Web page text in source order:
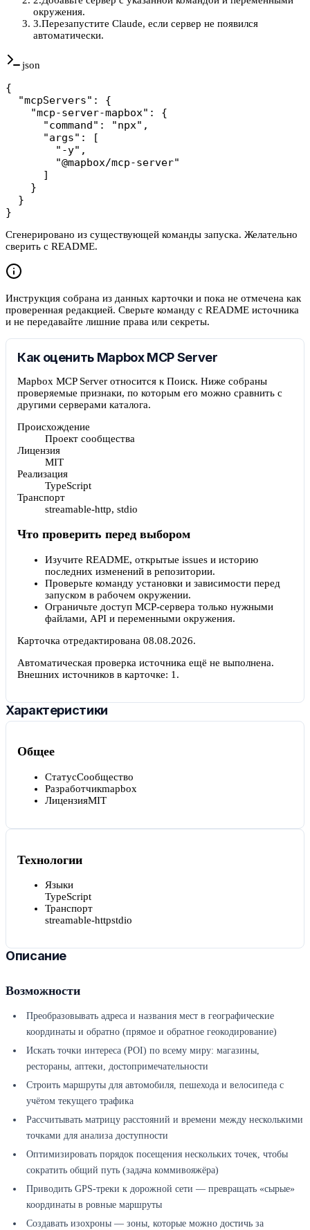
окружения.
3.Перезапустите Claude, если сервер не появился
автоматически.
json
{
  "mcpServers": {
    "mcp-server-mapbox": {
      "command": "npx",
      "args": [
        "-y",
        "@mapbox/mcp-server"
      ]
    }
  }
}
Сгенерировано из существующей команды запуска. Желательно
сверить с README.
Инструкция собрана из данных карточки и пока не отмечена как
проверенная редакцией. Сверьте команду с README источника
и не передавайте лишние права или секреты.
Как оценить Mapbox MCP Server
Mapbox MCP Server относится к Поиск. Ниже собраны
проверяемые признаки, по которым его можно сравнить с
другими серверами каталога.
Происхождение
Проект сообщества
Лицензия
MIT
Реализация
TypeScript
Транспорт
streamable-http, stdio
Что проверить перед выбором
Изучите README, открытые issues и историю
последних изменений в репозитории.
Проверьте команду установки и зависимости перед
запуском в рабочем окружении.
Ограничьте доступ MCP-сервера только нужными
файлами, API и переменными окружения.
Карточка отредактирована 08.08.2026.
Автоматическая проверка источника ещё не выполнена.
Внешних источников в карточке: 1 .
Характеристики
Общее
СтатусСообщество
Разработчикmapbox
ЛицензияMIT
Технологии
Языки
TypeScript
Транспорт
streamable-httpstdio
Описание
Возможности
Преобразовывать адреса и названия мест в географические
координаты и обратно (прямое и обратное геокодирование)
Искать точки интереса (POI) по всему миру: магазины,
рестораны, аптеки, достопримечательности
Строить маршруты для автомобиля, пешехода и велосипеда с
учётом текущего трафика
Рассчитывать матрицу расстояний и времени между несколькими
точками для анализа доступности
Оптимизировать порядок посещения нескольких точек, чтобы
сократить общий путь (задача коммивояжёра)
Приводить GPS-треки к дорожной сети — превращать «сырые»
координаты в ровные маршруты
Создавать изохроны — зоны, которые можно достичь за